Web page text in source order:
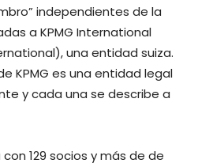
independientes de la
a KPMG International
una entidad suiza.
KPMG es una entidad legal
y cada una se describe a
con 129 socios y más de de